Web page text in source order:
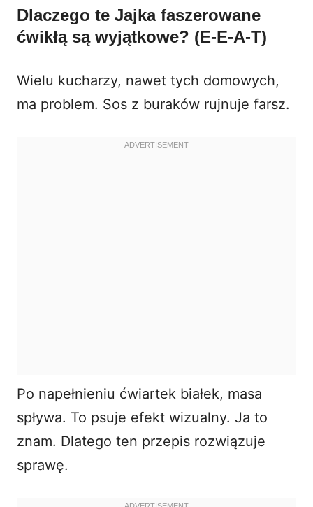
Dlaczego te Jajka faszerowane
ćwikłą są wyjątkowe? (E-E-A-T)
Wielu kucharzy, nawet tych domowych,
ma problem. Sos z buraków rujnuje farsz.
Po napełnieniu ćwiartek białek, masa
spływa. To psuje efekt wizualny. Ja to
znam. Dlatego ten przepis rozwiązuje
sprawę.